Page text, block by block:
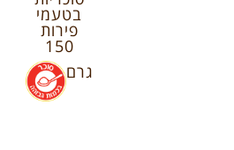
בטעמי
פירות
150
גרם
.